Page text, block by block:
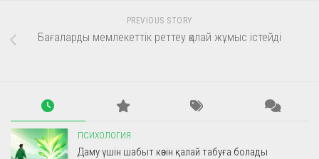
PREVIOUS STORY
Бағаларды мемлекеттік реттеу қалай жұмыс істейді
ПСИХОЛОГИЯ
Даму үшін шабыт көзін қалай табуға болады